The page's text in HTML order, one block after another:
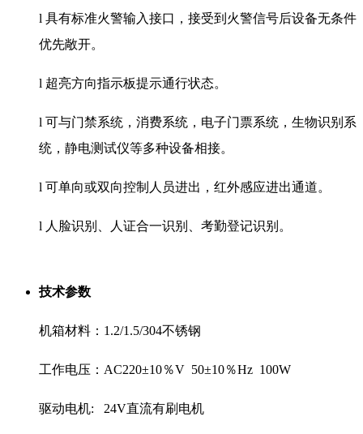
l 具有标准火警输入接口，接受到火警信号后设备无条件
优先敞开。
l 超亮方向指示板提示通行状态。
l 可与门禁系统，消费系统，电子门票系统，生物识别系
统，静电测试仪等多种设备相接。
l 可单向或双向控制人员进出，红外感应进出通道。
l 人脸识别、人证合一识别、考勤登记识别。
技术参数
机箱材料：1.2/1.5/304不锈钢
工作电压：AC220±10％V 50±10％Hz 100W
驱动电机: 24V直流有刷电机